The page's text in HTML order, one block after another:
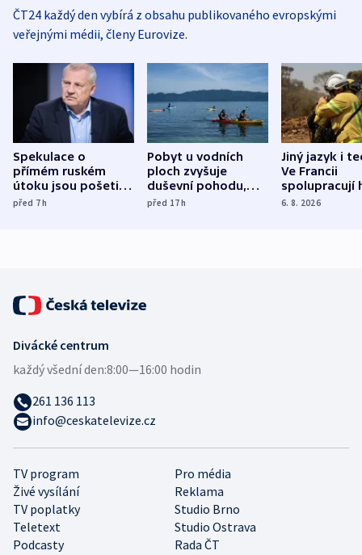
ČT24 každý den vybírá z obsahu publikovaného evropskými
veřejnými médii, členy Eurovize.
Spekulace o
přímém ruském
útoku jsou pošetilé,
míní estonský
před 7h
Pobyt u vodních
ploch zvyšuje
duševní pohodu,
ukázala
před 17h
Jiný jazyk i
Ve Francii
spolupracují
různých zemí
6. 8. 2026
TV program
Pro média
Živé vysílání
Reklama
TV poplatky
Studio Brno
Teletext
Studio Ostrava
Podcasty
Rada ČT
Divácké centrum
každý všední den:8:00—16:00 hodin
261 136 113
info@ceskatelevize.cz